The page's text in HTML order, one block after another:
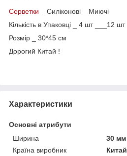
Серветки _ Силіконові _ Миючі
Кількість в Упаковці _ 4 шт ___12 шт
Розмір _ 30*45 см
Дорогий Китай !
Характеристики
Основні атрибути
Ширина
30 мм
Країна виробник
Китай